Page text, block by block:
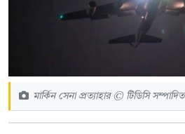
মার্কিন সেনা প্রত্যাহার © টিডিসি সম্পাদিত